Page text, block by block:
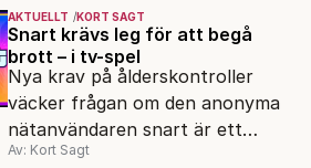
AKTUELLT KORT SAGT
Snart krävs leg för att begå
brott – i tv-spel
Nya krav på ålderskontroller
väcker frågan om den anonyma
nätanvändaren snart är ett
minne blott.
Av: Kort Sagt